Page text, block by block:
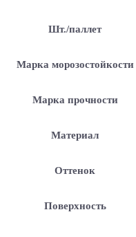
Шт./паллет
Марка морозостойкости
Марка прочности
Материал
Оттенок
Поверхность